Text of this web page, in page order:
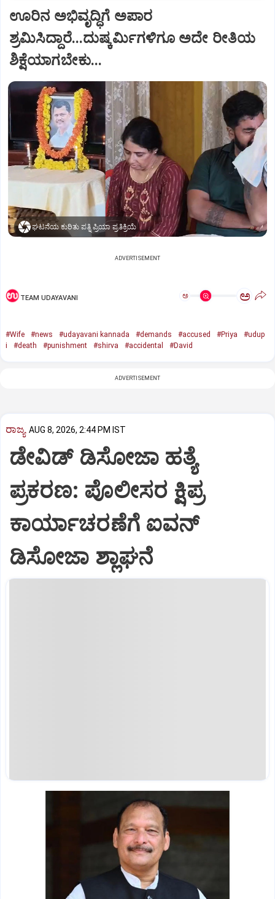
ಊರಿನ ಅಭಿವೃದ್ಧಿಗೆ ಅಪಾರ
ಶ್ರಮಿಸಿದ್ದಾರೆ...ದುಷ್ಕರ್ಮಿಗಳಿಗೂ ಅದೇ ರೀತಿಯ
ಶಿಕ್ಷೆಯಾಗಬೇಕು...
ಘಟನೆಯ ಕುರಿತು ಪತ್ನಿ ಪ್ರಿಯಾ ಪ್ರತಿಕ್ರಿಯೆ
ADVERTISEMENT
TEAM UDAYAVANI ಅ ಅ
#Wife #news #udayavani kannada #demands #accused #Priya
#udup
i
#death #punishment #shirva #accidental #David
ADVERTISEMENT
ರಾಜ್ಯ AUG 8, 2026, 2:44 PM IST
ಡೇವಿಡ್ ಡಿಸೋಜಾ ಹತ್ಯೆ
ಪ್ರಕರಣ: ಪೊಲೀಸರ ಕ್ಷಿಪ್ರ
ಕಾರ್ಯಾಚರಣೆಗೆ ಐವನ್
ಡಿಸೋಜಾ ಶ್ಲಾಘನೆ